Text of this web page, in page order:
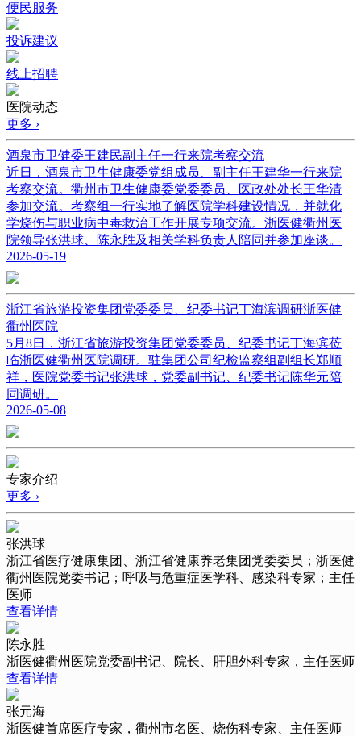
便民服务
投诉建议
线上招聘
医院动态
更多 ›
酒泉市卫健委王建民副主任一行来院考察交流
近日，酒泉市卫生健康委党组成员、副主任王建华一行来院
考察交流。衢州市卫生健康委党委委员、医政处处长王华清
参加交流。考察组一行实地了解医院学科建设情况，并就化
学烧伤与职业病中毒救治工作开展专项交流。浙医健衢州医
院领导张洪球、陈永胜及相关学科负责人陪同并参加座谈。
2026-05-19
浙江省旅游投资集团党委委员、纪委书记丁海滨调研浙医健
衢州医院
5月8日，浙江省旅游投资集团党委委员、纪委书记丁海滨莅
临浙医健衢州医院调研。驻集团公司纪检监察组副组长郑顺
祥，医院党委书记张洪球，党委副书记、纪委书记陈华元陪
同调研。
2026-05-08
专家介绍
更多 ›
张洪球
浙江省医疗健康集团、浙江省健康养老集团党委委员；浙医健
衢州医院党委书记；呼吸与危重症医学科、感染科专家；主任
医师
查看详情
陈永胜
浙医健衢州医院党委副书记、院长、肝胆外科专家，主任医师
查看详情
张元海
浙医健首席医疗专家，衢州市名医、烧伤科专家、主任医师